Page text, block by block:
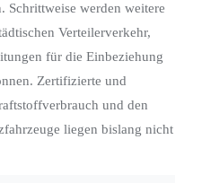
Schrittweise werden weitere
Verteilerverkehr,
für die Einbeziehung
Zertifizierte und
und den
liegen bislang nicht